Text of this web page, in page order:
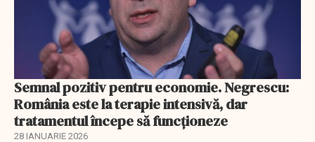
Semnal pozitiv pentru economie. Negrescu:
România este la terapie intensivă, dar
tratamentul începe să funcționeze
28 IANUARIE 2026